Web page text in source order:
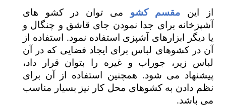
از این مقسم کشو می توان در کشو های
آشپزخانه برای جدا نمودن جای قاشق و چنگال و
یا دیگر ابزارهای آشپزی استفاده نمود. استفاده از
آن در کشوهای لباس برای ایجاد فضایی که در آن
لباس زیر، جوراب و غیره را بتوان قرار داد،
پیشنهاد می شود. همچنین استفاده از آن برای
نظم دادن به کشوهای محل کار نیز بسیار مناسب
می باشد.